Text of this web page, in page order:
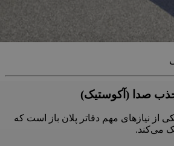
از نیازهای مهم دفاتر پلان باز است که
می‌کند.